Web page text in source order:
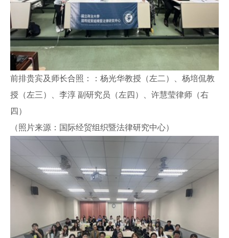
前排贵宾及师长合照：：杨光华教授（左二）、杨培侃教
授（左三）、李淳 副研究员（左四）、许慧莹律师（右
四）
（照片来源：国际经贸组织暨法律研究中心）